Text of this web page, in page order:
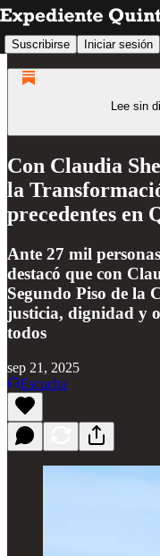
Suscribirse Iniciar sesión
Lee sin
Con Claudia
la
precedentes en
Ante 27 mil
destacó que con
Segundo Piso de la
justicia, dignidad y
todos
sep 21, 2025
Escucha